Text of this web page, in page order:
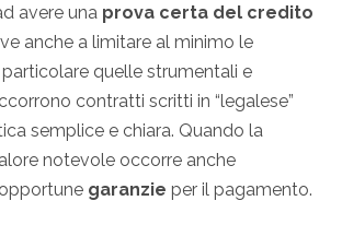
avere una prova certa del credito
anche a limitare al minimo le
quelle strumentali e
contratti scritti in “legalese”
semplice e chiara. Quando la
notevole occorre anche
garanzie per il pagamento.